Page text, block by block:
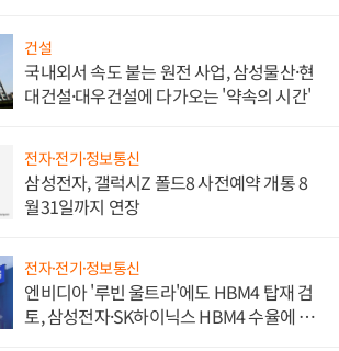
건설
국내외서 속도 붙는 원전 사업, 삼성물산·현
대건설·대우건설에 다가오는 '약속의 시간'
전자·전기·정보통신
삼성전자, 갤럭시Z 폴드8 사전예약 개통 8
월31일까지 연장
전자·전기·정보통신
엔비디아 '루빈 울트라'에도 HBM4 탑재 검
토, 삼성전자·SK하이닉스 HBM4 수율에 주